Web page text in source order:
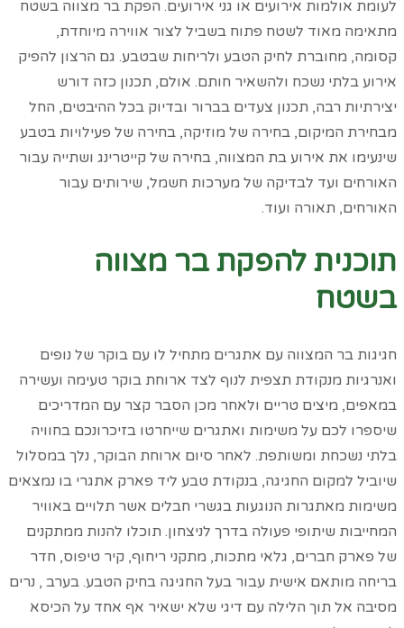
לעומת אולמות אירועים או גני אירועים. הפקת בר מצווה בשטח
מתאימה מאוד לשטח פתוח בשביל לצור אווירה מיוחדת,
קסומה, מחוברת לחיק הטבע ולריחות שבטבע. גם הרצון להפיק
אירוע בלתי נשכח ולהשאיר חותם. אולם, תכנון כזה דורש
יצירתיות רבה, תכנון צעדים בברור ובדיוק בכל ההיבטים, החל
מבחירת המיקום, בחירה של מוזיקה, בחירה של פעילויות בטבע
שינעימו את אירוע בת המצווה, בחירה של קייטרינג ושתייה עבור
האורחים ועד לבדיקה של מערכות חשמל, שירותים עבור
האורחים, תאורה ועוד.
תוכנית להפקת בר מצווה
בשטח
חגיגות בר המצווה עם אתגרים מתחיל לו עם בוקר של נופים
ואנרגיות מנקודת תצפית לנוף לצד ארוחת בוקר טעימה ועשירה
במאפים, מיצים טריים ולאחר מכן הסבר קצר עם המדריכים
שיספרו לכם על משימות ואתגרים שייחרטו בזיכרונכם בחוויה
בלתי נשכחת ומשותפת. לאחר סיום ארוחת הבוקר, נלך במסלול
שיוביל למקום החגיגה, בנקודת טבע ליד פארק אתגרי בו נמצאים
משימות מאתגרות הנוגעות בגשרי חבלים אשר תלויים באוויר
המחייבות שיתופי פעולה בדרך לניצחון. תוכלו להנות ממתקנים
של פארק חברים, גלאי מתכות, מתקני ריחוף, קיר טיפוס, חדר
בריחה מותאם אישית עבור בעל החגיגה בחיק הטבע. בערב , נרים
מסיבה אל תוך הלילה עם דיגי שלא ישאיר אף אחד על הכיסא